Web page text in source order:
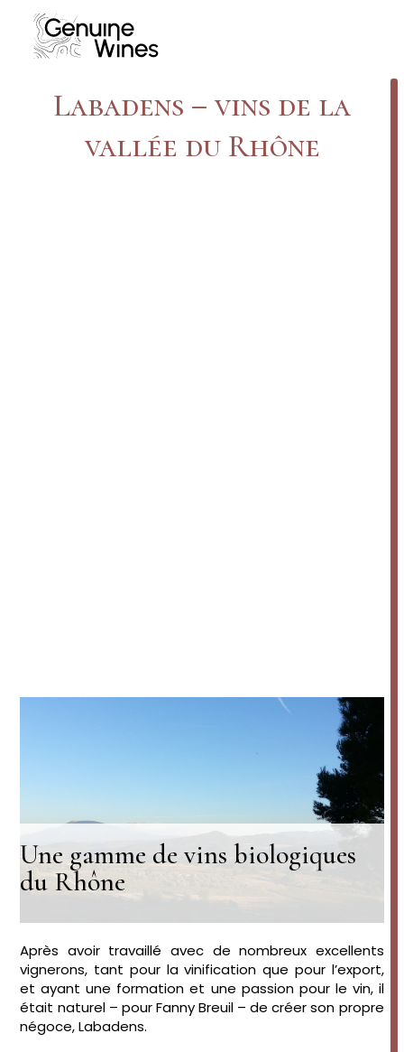
Labadens – vins de la
vallée du Rhône
Une gamme de vins biologiques
du Rhône
Après avoir travaillé avec de nombreux excellents
vignerons, tant pour la vinification que pour l’export,
et ayant une formation et une passion pour le vin, il
était naturel – pour Fanny Breuil – de créer son propre
négoce, Labadens.